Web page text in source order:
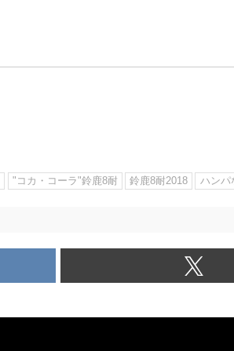
"コカ・コーラ"鈴鹿8耐 鈴鹿8耐2018 ハンパ